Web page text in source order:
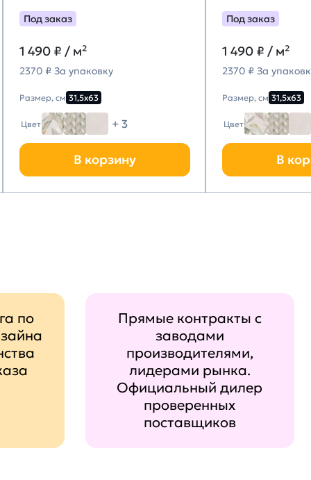
Под заказ
1 490 ₽ / м²
2370 ₽ За упаковку
Размер, см 31,5х63
Цвет + 3
В корзину
Под заказ
1 490 ₽ / м²
2370 ₽ За
Размер, см 31,5х63
Цвет
В
по
Прямые контракты с
заводами
производителями,
лидерами рынка.
Официальный дилер
проверенных
поставщиков